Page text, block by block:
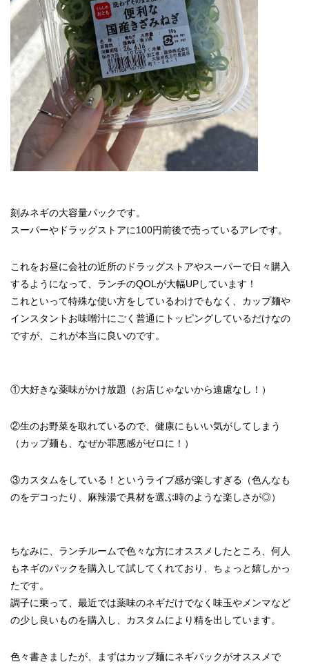
刻みネギの大容量パックです。
スーパーやドラッグストアに100円前後で売っているアレです。
これをお昼に会社の近所のドラッグストアやスーパーで日々購入
するようになって、ランチのQOLが大幅UPしています！
これといって特殊な使い方をしているわけでもなく、カップ麺や
インスタントお味噌汁にごく普通にトッピングしているだけなの
ですが、これが本当に良いのです。
①大好きな薬味がかけ放題（お店じゃないから遠慮なし！）
②生のお野菜を取れているので、健康にもいい気がしてしまう
（カップ麺も、なぜか罪悪感がゼロに！）
③カスタムをしている！というライブ感が楽しすぎる（色んなも
のをデコったり、麻辣湯で具材を選ぶ時のような楽しさが◎）
ちなみに、ランチルームで色々な方にオススメしたところ、何人
もネギのパックを購入して試してくれており、ちょっと嬉しかっ
たです。
調子に乗って、最近では薬味のネギだけでなく味玉やメンマなど
の少し良いものを購入し、カスタムにより精を出しています。
色々書きましたが、まずはカップ麺にネギパックがオススメで